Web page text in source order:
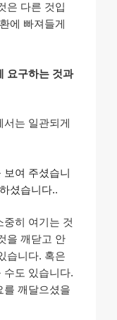
은 다른 것입
에 빠져들게
요구하는 것과
서는 일관되게
여 주셨습니
셨습니다..
중히 여기는 것
을 깨닫고 안
습니다. 혹은
수도 있습니다.
를 깨달으셨을